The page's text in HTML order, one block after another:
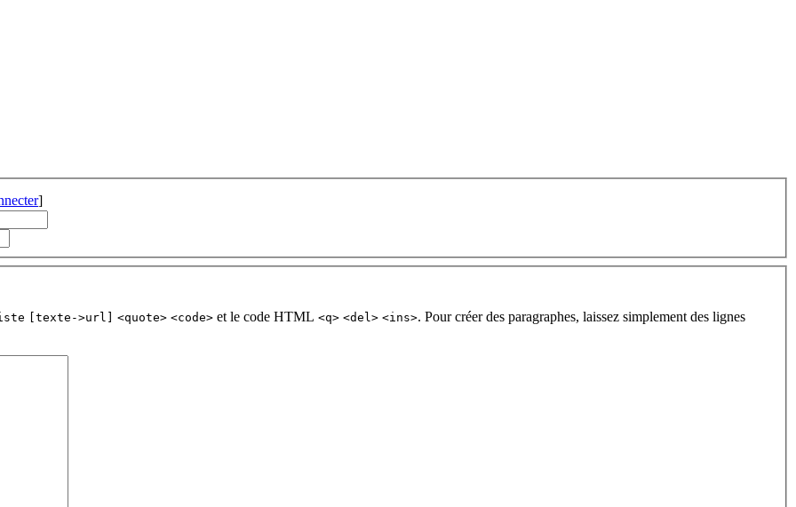
]
[texte->url] <quote> <code> et le code HTML <q> <del> <ins>. Pour créer des paragraphes, laissez simplement des lignes